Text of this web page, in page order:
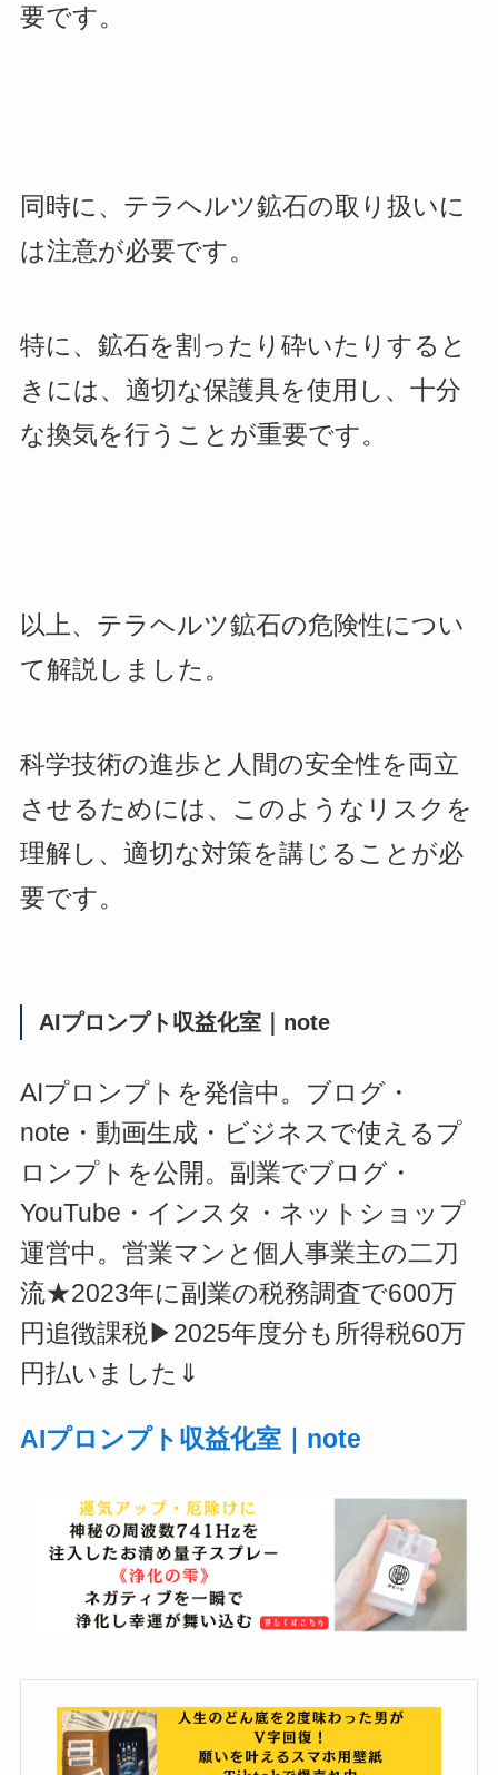
要です。
同時に、テラヘルツ鉱石の取り扱いに
は注意が必要です。
特に、鉱石を割ったり砕いたりすると
きには、適切な保護具を使用し、十分
な換気を行うことが重要です。
以上、テラヘルツ鉱石の危険性につい
て解説しました。
科学技術の進歩と人間の安全性を両立
させるためには、このようなリスクを
理解し、適切な対策を講じることが必
要です。
AIプロンプト収益化室｜note
AIプロンプトを発信中。ブログ・
note・動画生成・ビジネスで使えるプ
ロンプトを公開。副業でブログ・
YouTube・インスタ・ネットショップ
運営中。営業マンと個人事業主の二刀
流★2023年に副業の税務調査で600万
円追徴課税▶2025年度分も所得税60万
円払いました⇓
AIプロンプト収益化室｜note